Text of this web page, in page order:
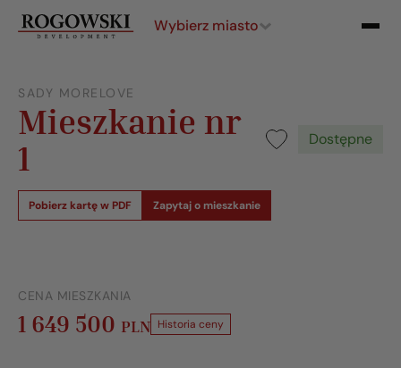
Wybierz miasto
SADY MORELOVE
Mieszkanie nr
1
Dostępne
Pobierz kartę w PDF Zapytaj o mieszkanie
CENA MIESZKANIA
1 649 500 PLN Historia ceny